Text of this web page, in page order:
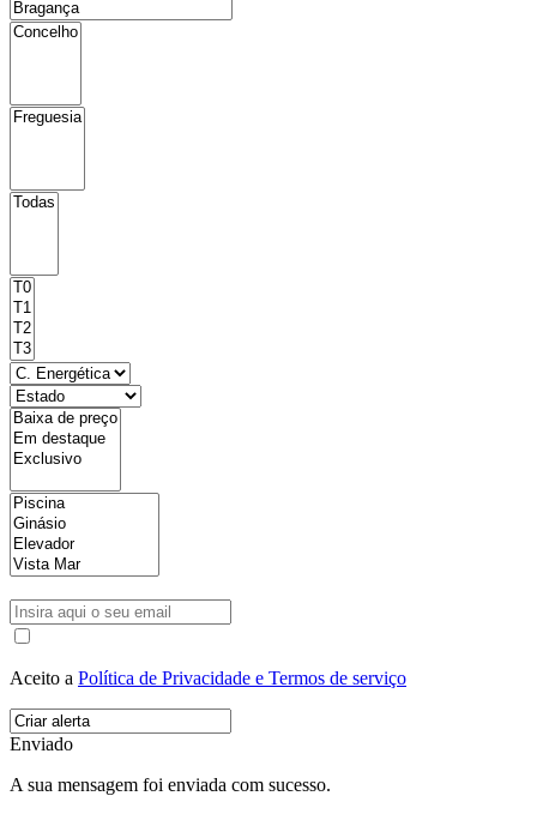
Aceito a Política de Privacidade e Termos de serviço
Enviado
A sua mensagem foi enviada com sucesso.